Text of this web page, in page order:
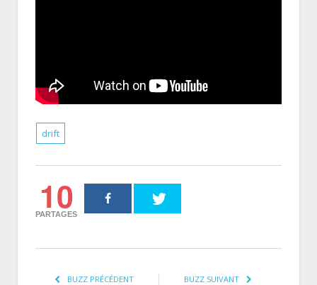
drift
10
PARTAGES
BUZZ PRÉCÉDENT BUZZ SUIVANT